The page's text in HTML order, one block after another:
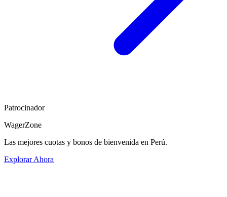
Patrocinador
WagerZone
Las mejores cuotas y bonos de bienvenida en Perú.
Explorar Ahora